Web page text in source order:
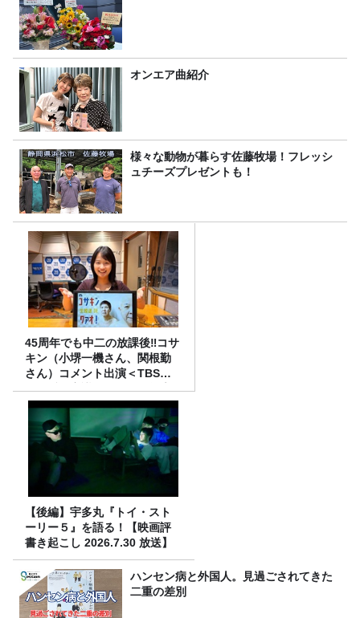
オンエア曲紹介
様々な動物が暮らす佐藤牧場！フレッシ
ュチーズプレゼントも！
45周年でも中二の放課後‼コサ
キン（小堺一機さん、関根勤
さん）コメント出演＜TBSラ
ジオ番組審議会からのご報告
＞
【後編】宇多丸『トイ・スト
ーリー５』を語る！【映画評
書き起こし 2026.7.30 放送】
ハンセン病と外国人。見過ごされてきた
二重の差別